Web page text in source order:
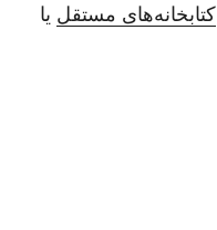
کتابخانه‌های مستقلیا